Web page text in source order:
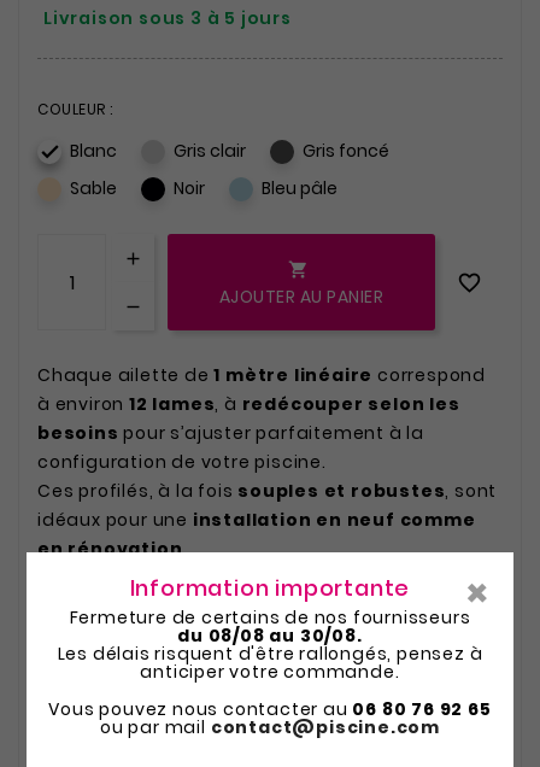
Livraison sous 3 à 5 jours
COULEUR :
 Blanc Gris clair
Gris foncé
Sable
Noir Bleu pâle

AJOUTER AU PANIER

Chaque ailette de1 mètre linéaire correspond
à environ 12 lames, à redécouper selon les
besoins pour s’ajuster parfaitement à la
configuration de votre piscine.
Ces profilés, à la fois souples et robustes, sont
idéaux pour une installation en neuf comme
en rénovation.
Correspond au n°7 sur le schéma
Ailettes finition en forme vendues au mètre
linéaire que vous devez adapter sur les
angles de votre bassin.
×
Information importante
Fermeture de certains de nos fournisseurs
du 08/08 au 30/08.
Les délais risquent d'être rallongés, pensez à
anticiper votre commande.
Vous pouvez nous contacter au 06 80 76 92 65
ou par mail contact@piscine.com